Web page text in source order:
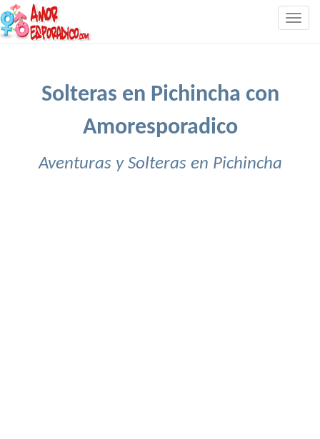
Solteras en Pichincha con
Amoresporadico
Aventuras y Solteras en Pichincha